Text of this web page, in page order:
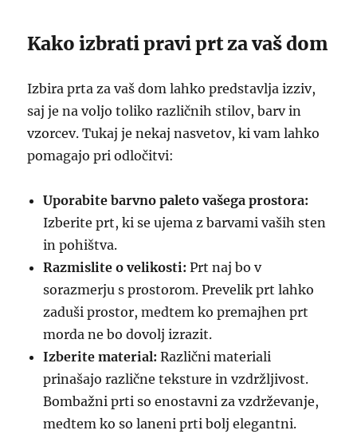
Kako izbrati pravi prt za vaš dom
Izbira prta za vaš dom lahko predstavlja izziv,
saj je na voljo toliko različnih stilov, barv in
vzorcev. Tukaj je nekaj nasvetov, ki vam lahko
pomagajo pri odločitvi:
Uporabite barvno paleto vašega prostora:
Izberite prt, ki se ujema z barvami vaših sten
in pohištva.
Razmislite o velikosti: Prt naj bo v
sorazmerju s prostorom. Prevelik prt lahko
zaduši prostor, medtem ko premajhen prt
morda ne bo dovolj izrazit.
Izberite material: Različni materiali
prinašajo različne teksture in vzdržljivost.
Bombažni prti so enostavni za vzdrževanje,
medtem ko so laneni prti bolj elegantni.